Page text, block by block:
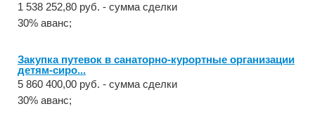
1 538 252,80 руб. - сумма сделки
30% аванс;
Закупка путевок в санаторно-курортные организации
детям-сиро...
5 860 400,00 руб. - сумма сделки
30% аванс;